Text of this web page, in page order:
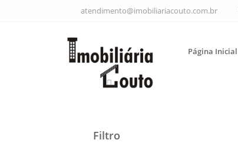
atendimento@imobiliariacouto.com.br
Página Inicial
Filtro